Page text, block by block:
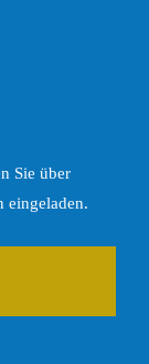
Sie über
eingeladen.